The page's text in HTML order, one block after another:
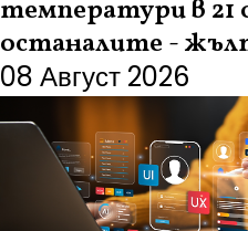
температури в 21
останалите -
08 Август 2026